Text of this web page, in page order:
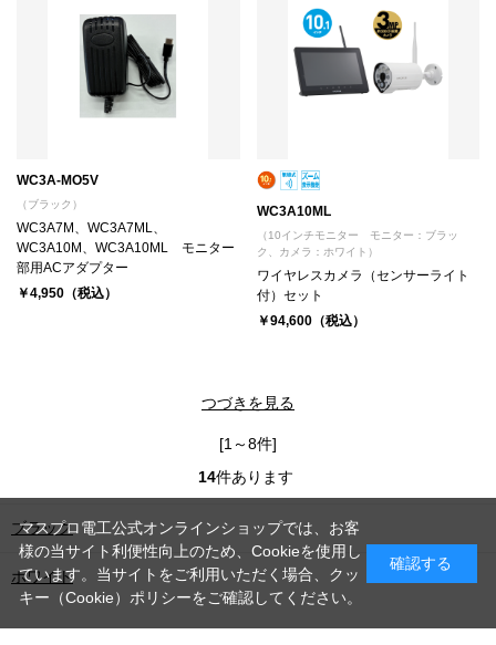
WC3A-MO5V
（ブラック）
WC3A7M、WC3A7ML、
WC3A10M、WC3A10ML モニター
部用ACアダプター
￥4,950（税込）
WC3A10ML
（10インチモニター モニター：ブラッ
ク、カメラ：ホワイト）
ワイヤレスカメラ（センサーライト
付）セット
￥94,600（税込）
つづきを見る
[1～8件]
14件あります
ブラック
ホワイト
マスプロ電工公式オンラインショップでは、お客
様の当サイト利便性向上のため、Cookieを使用し
ています。当サイトをご利用いただく場合、クッ
キー（Cookie）ポリシーをご確認してください。
確認する